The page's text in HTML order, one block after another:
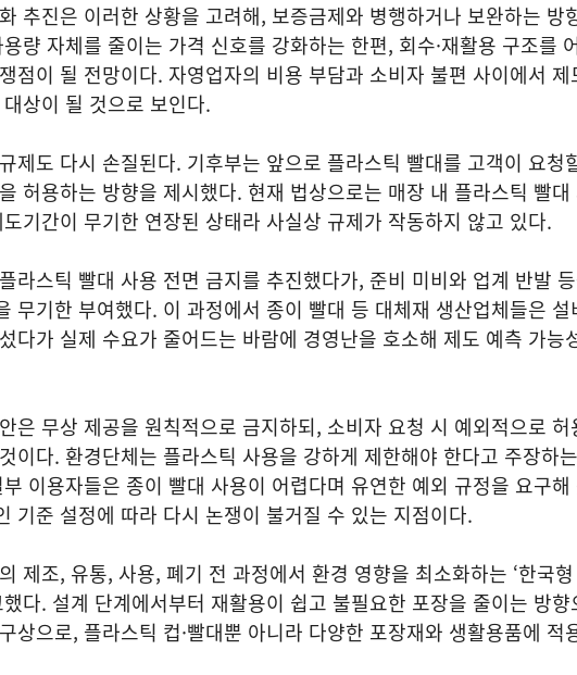
추진은 이러한 상황을 고려해, 보증금제와 병행하거나 보완하는 방
량 자체를 줄이는 가격 신호를 강화하는 한편, 회수·재활용 구조를
점이 될 전망이다. 자영업자의 비용 부담과 소비자 불편 사이에서 제
상이 될 것으로 보인다.
제도 다시 손질된다. 기후부는 앞으로 플라스틱 빨대를 고객이 요청
허용하는 방향을 제시했다. 현재 법상으로는 매장 내 플라스틱 빨대
기간이 무기한 연장된 상태라 사실상 규제가 작동하지 않고 있다.
라스틱 빨대 사용 전면 금지를 추진했다가, 준비 미비와 업계 반발
무기한 부여했다. 이 과정에서 종이 빨대 등 대체재 생산업체들은 설
다가 실제 수요가 줄어드는 바람에 경영난을 호소해 제도 예측 가능
은 무상 제공을 원칙적으로 금지하되, 소비자 요청 시 예외적으로 허
이다. 환경단체는 플라스틱 사용을 강하게 제한해야 한다고 주장하
부 이용자들은 종이 빨대 사용이 어렵다며 유연한 예외 규정을 요구해
기준 설정에 따라 다시 논쟁이 불거질 수 있는 지점이다.
제조, 유통, 사용, 폐기 전 과정에서 환경 영향을 최소화하는 ‘한국
했다. 설계 단계에서부터 재활용이 쉽고 불필요한 포장을 줄이는 방향
상으로, 플라스틱 컵·빨대뿐 아니라 다양한 포장재와 생활용품에 적